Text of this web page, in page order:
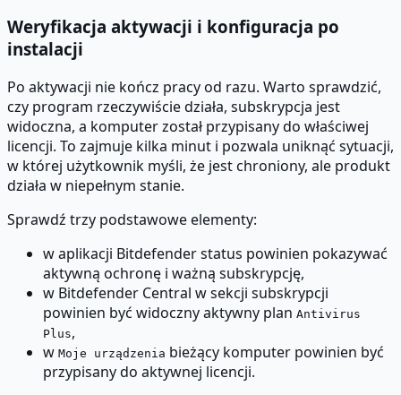
Weryfikacja aktywacji i konfiguracja po
instalacji
Po aktywacji nie kończ pracy od razu. Warto sprawdzić,
czy program rzeczywiście działa, subskrypcja jest
widoczna, a komputer został przypisany do właściwej
licencji. To zajmuje kilka minut i pozwala uniknąć sytuacji,
w której użytkownik myśli, że jest chroniony, ale produkt
działa w niepełnym stanie.
Sprawdź trzy podstawowe elementy:
w aplikacji Bitdefender status powinien pokazywać
aktywną ochronę i ważną subskrypcję,
w Bitdefender Central w sekcji subskrypcji
powinien być widoczny aktywny plan Antivirus
Plus,
w Moje urządzenia bieżący komputer powinien być
przypisany do aktywnej licencji.